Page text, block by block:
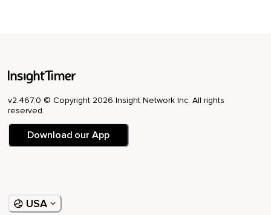
v2.467.0 © Copyright 2026 Insight Network Inc. All rights
reserved.
Download our App
USA